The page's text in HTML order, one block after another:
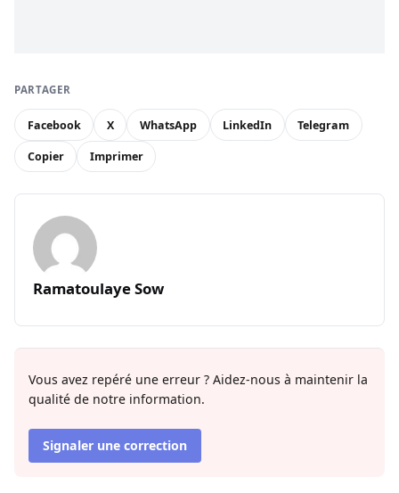
PARTAGER
Facebook X WhatsApp LinkedIn Telegram
Copier Imprimer
Ramatoulaye Sow
Vous avez repéré une erreur ? Aidez-nous à maintenir la
qualité de notre information.
Signaler une correction